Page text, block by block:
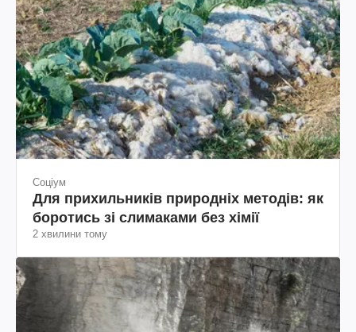
Соціум
Для прихильників природніх методів: як
боротись зі слимаками без хімії
2 хвилини тому